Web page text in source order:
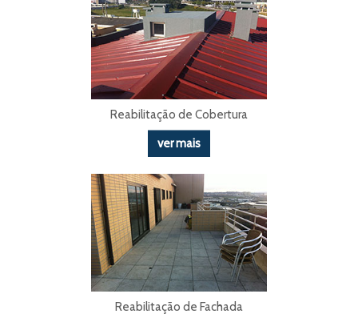
Reabilitação de Cobertura
ver mais
Reabilitação de Fachada